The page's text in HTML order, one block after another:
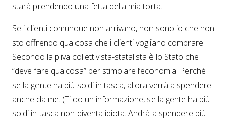
starà prendendo una fetta della mia torta.
Se i clienti comunque non arrivano, non sono io che non
sto offrendo qualcosa che i clienti vogliano comprare.
Secondo la p.iva collettivista-statalista è lo Stato che
“deve fare qualcosa” per stimolare l’economia. Perché
se la gente ha più soldi in tasca, allora verrà a spendere
anche da me. (Ti do un informazione, se la gente ha più
soldi in tasca non diventa idiota. Andrà a spendere più